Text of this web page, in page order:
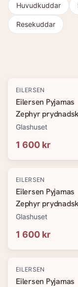
Huvudkuddar
Resekuddar
EILERSEN
Eilersen Pyjamas
Zephyr
Glashuset
1 600 kr
EILERSEN
Eilersen Pyjamas
Zephyr
Glashuset
1 600 kr
EILERSEN
Eilersen Pyjamas